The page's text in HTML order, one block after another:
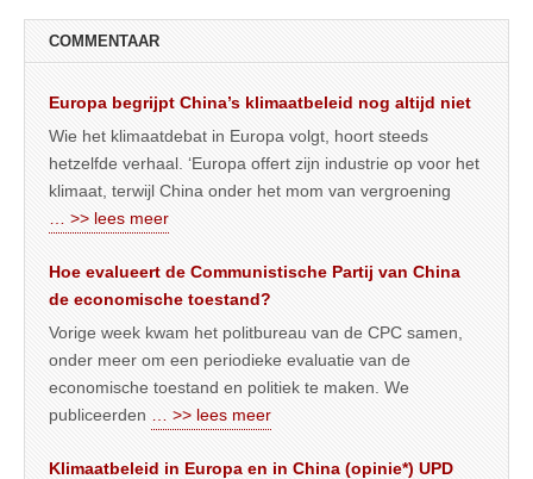
COMMENTAAR
Europa begrijpt China’s klimaatbeleid nog altijd niet
Wie het klimaatdebat in Europa volgt, hoort steeds
hetzelfde verhaal. ‘Europa offert zijn industrie op voor het
klimaat, terwijl China onder het mom van vergroening
… >> lees meer
Hoe evalueert de Communistische Partij van China
de economische toestand?
Vorige week kwam het politbureau van de CPC samen,
onder meer om een periodieke evaluatie van de
economische toestand en politiek te maken. We
publiceerden
… >> lees meer
Klimaatbeleid in Europa en in China (opinie*) UPD